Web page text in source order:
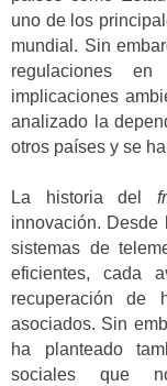
uno de los
mundial. Sin
regulaciones
implicaciones
analizado la
otros países y se
La historia del
innovación.
sistemas de
eficientes, cada
recuperación de
asociados. Sin
ha planteado
sociales que